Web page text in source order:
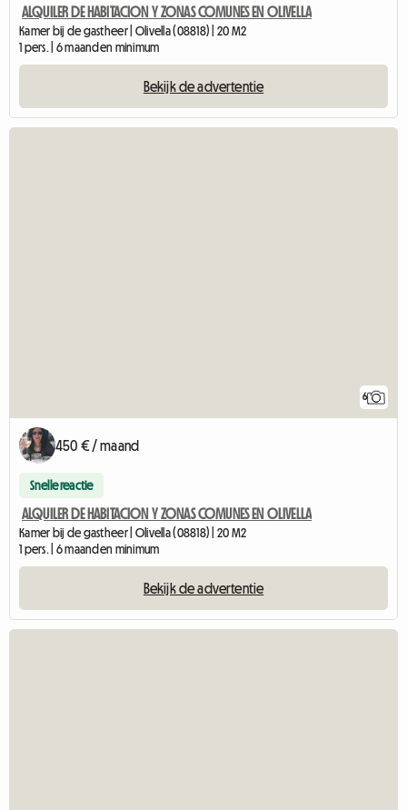
ALQUILER DE HABITACION Y ZONAS COMUNES EN OLIVELLA
Kamer bij de gastheer | Olivella (08818) | 20 M2
1 pers. | 6 maanden minimum
Bekijk de advertentie
6
450 € / maand
Snelle reactie
ALQUILER DE HABITACION Y ZONAS COMUNES EN OLIVELLA
Kamer bij de gastheer | Olivella (08818) | 20 M2
1 pers. | 6 maanden minimum
Bekijk de advertentie